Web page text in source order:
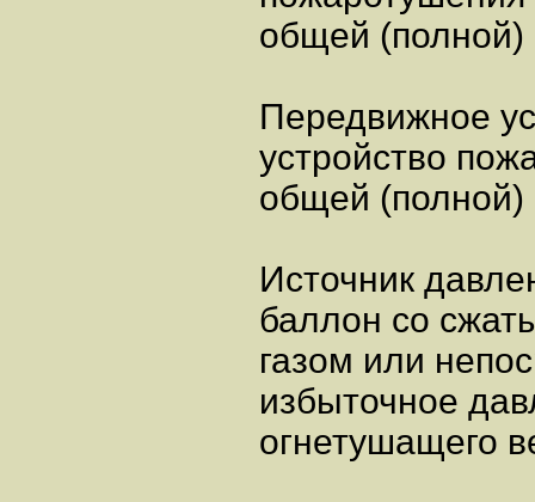
общей (полной)
Передвижное
устройство
общей (полной)
Источник
баллон со
газом или
избыточное
огнетушащего